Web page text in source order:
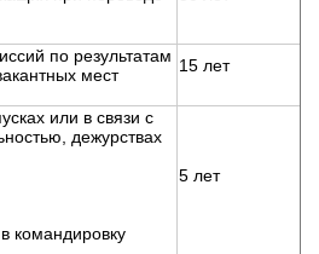
по результатам
мест
15 лет
или в связи с
дежурствах
командировку
5 лет